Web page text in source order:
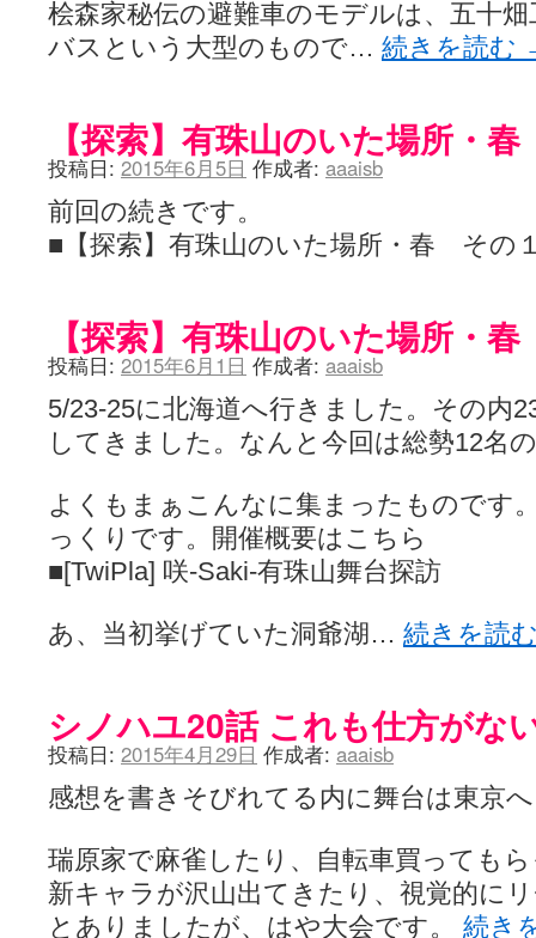
桧森家秘伝の避難車のモデルは、五十
バスという大型のもので… 続きを読む
【探索】有珠山のいた場所・
投稿日: 2015年6月5日 作成者: aaaisb
前回の続きです。
■【探索】有珠山のいた場所・春 その
【探索】有珠山のいた場所・
投稿日: 2015年6月1日 作成者: aaaisb
5/23-25に北海道へ行きました。その内
してきました。なんと今回は総勢12名
よくもまぁこんなに集まったものです
っくりです。開催概要はこちら
■[TwiPla] 咲-Saki-有珠山舞台探訪
あ、当初挙げていた洞爺湖… 続きを読
シノハユ20話 これも仕方がな
投稿日: 2015年4月29日 作成者: aaaisb
感想を書きそびれてる内に舞台は東京
瑞原家で麻雀したり、自転車買っても
新キャラが沢山出てきたり、視覚的に
とありましたが、はや大会です。 続き